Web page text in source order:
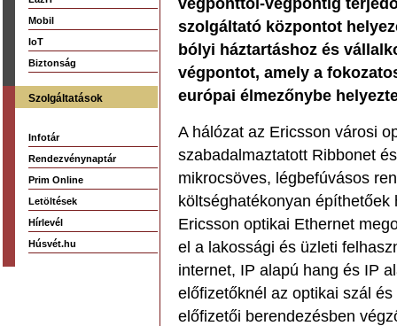
Mobil
IoT
Biztonság
Szolgáltatások
Infotár
Rendezvénynaptár
Prim Online
Letöltések
Hírlevél
Húsvét.hu
végponttól-végpontig
szolgáltató központot
bólyi háztartáshoz és
végpontot, amely a
európai élmezőnybe
A hálózat az Ericsson városi
szabadalmaztatott Ribbonet
mikrocsöves, légbefúvásos
költséghatékonyan
Ericsson optikai Ethernet
el a lakossági és üzleti
internet, IP alapú hang és IP
előfizetőknél az optikai szál
előfizetői berendezésben